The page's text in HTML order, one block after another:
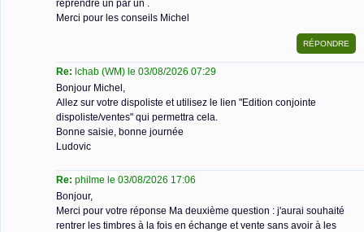
reprendre un par un .
Merci pour les conseils Michel
Re: lchab (WM) le 03/08/2026 07:29
Bonjour Michel,
Allez sur votre dispoliste et utilisez le lien "Edition conjointe
dispoliste/ventes" qui permettra cela.
Bonne saisie, bonne journée
Ludovic
Re: philme le 03/08/2026 17:06
Bonjour,
Merci pour votre réponse Ma deuxième question : j'aurai souhaité
rentrer les timbres à la fois en échange et vente sans avoir à les